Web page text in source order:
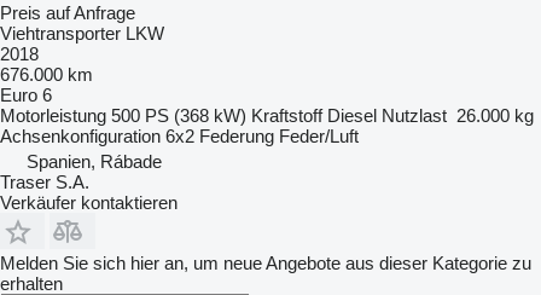
Preis auf Anfrage
Viehtransporter LKW
2018
676.000 km
Euro 6
Motorleistung 500 PS (368 kW) Kraftstoff Diesel Nutzlast 26.000 kg
Achsenkonfiguration 6x2 Federung Feder/Luft
Spanien, Rábade
Traser S.A.
Verkäufer kontaktieren
Melden Sie sich hier an, um neue Angebote aus dieser Kategorie zu
erhalten